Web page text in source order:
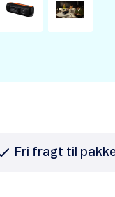
Fri fragt til